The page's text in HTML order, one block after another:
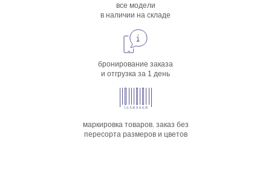
все модели
в наличии на складе
бронирование заказа
и отгрузка за 1 день
маркировка товаров. заказ без
пересорта размеров и цветов